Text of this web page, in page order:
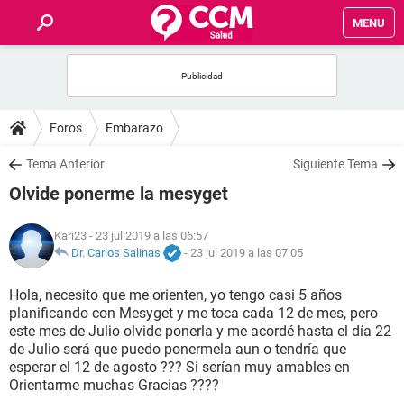
MENU
FOROS
SALUD
NUTRICIÓN
BIENESTAR
SEXUALIDAD
GLOSARIO
Foros Embarazo
Tema Anterior Siguiente Tema
Olvide ponerme la mesyget
Kari23 - 23 jul 2019 a las 06:57
Dr. Carlos Salinas
- 23 jul 2019 a las 07:05
Hola, necesito que me orienten, yo tengo casi 5 años
planificando con Mesyget y me toca cada 12 de mes, pero
este mes de Julio olvide ponerla y me acordé hasta el día 22
de Julio será que puedo ponermela aun o tendría que
esperar el 12 de agosto ??? Si serían muy amables en
Orientarme muchas Gracias ????